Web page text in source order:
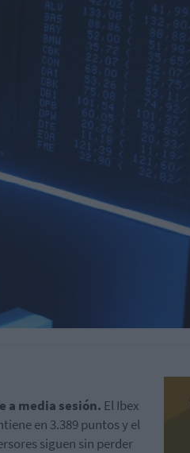
a media sesión. El Ibex
en 3.389 puntos y el
siguen sin perder